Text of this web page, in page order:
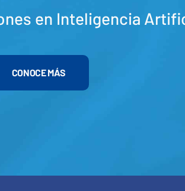
en Inteligencia
CONOCE MÁS